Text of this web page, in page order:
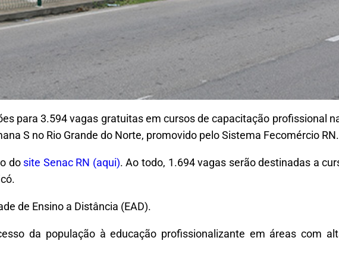
para 3.594 vagas gratuitas em cursos de capacitação profissional
S no Rio Grande do Norte, promovido pelo Sistema Fecomércio RN.
do site Senac RN (aqui). Ao todo, 1.694 vagas serão destinadas a
de Ensino a Distância (EAD).
da população à educação profissionalizante em áreas com